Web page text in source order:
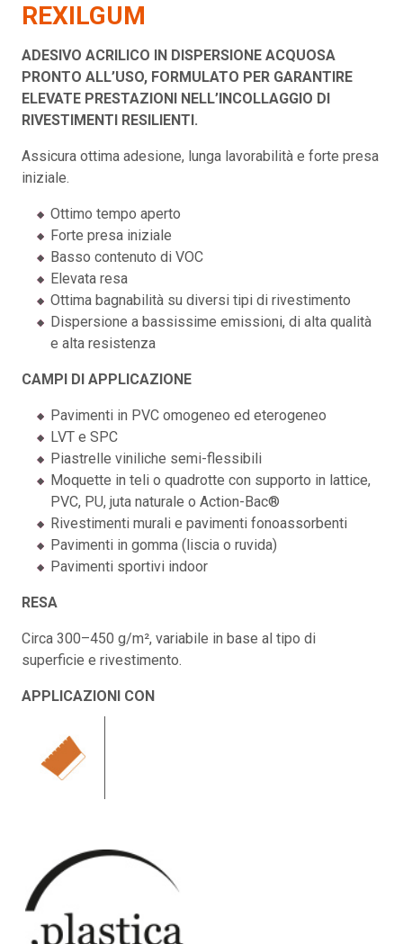
REXILGUM
ADESIVO ACRILICO IN DISPERSIONE ACQUOSA
PRONTO ALL’USO, FORMULATO PER GARANTIRE
ELEVATE PRESTAZIONI NELL’INCOLLAGGIO DI
RIVESTIMENTI RESILIENTI.
Assicura ottima adesione, lunga lavorabilità e forte presa
iniziale.
Ottimo tempo aperto
Forte presa iniziale
Basso contenuto di VOC
Elevata resa
Ottima bagnabilità su diversi tipi di rivestimento
Dispersione a bassissime emissioni, di alta qualità
e alta resistenza
CAMPI DI APPLICAZIONE
Pavimenti in PVC omogeneo ed eterogeneo
LVT e SPC
Piastrelle viniliche semi-flessibili
Moquette in teli o quadrotte con supporto in lattice,
PVC, PU, juta naturale o Action-Bac®
Rivestimenti murali e pavimenti fonoassorbenti
Pavimenti in gomma (liscia o ruvida)
Pavimenti sportivi indoor
RESA
Circa 300–450 g/m², variabile in base al tipo di
superficie e rivestimento.
APPLICAZIONI CON